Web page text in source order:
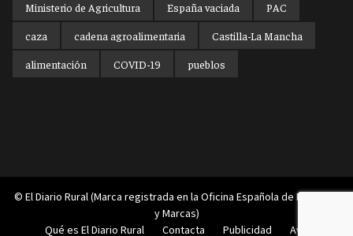
Ministerio de Agricultura
España vaciada
PAC
caza
cadena agroalimentaria
Castilla-La Mancha
alimentación
COVID-19 pueblos
© El Diario Rural (Marca registrada en la Oficina Española de Patentes
y Marcas)
Qué es El Diario Rural
Contacta Publicidad Aviso legal